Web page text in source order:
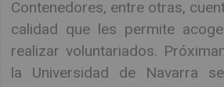
Contenedores, entre otras,
calidad que les permite
realizar voluntariados.
la Universidad de Navarra